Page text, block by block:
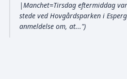
e
|Manchet=Tirsdag eftermiddag
stede ved Hovgårdsparken i
anmeldelse om, at..."